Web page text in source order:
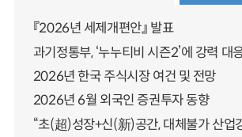
『2026년 세제개편안』 발표
과기정통부, ‘누누티비 시즌2’에 강력 대
2026년 한국 주식시장 여건 및 전망
2026년 6월 외국인 증권투자 동향
“초(超)성장+신(新)공간, 대체불가 산업